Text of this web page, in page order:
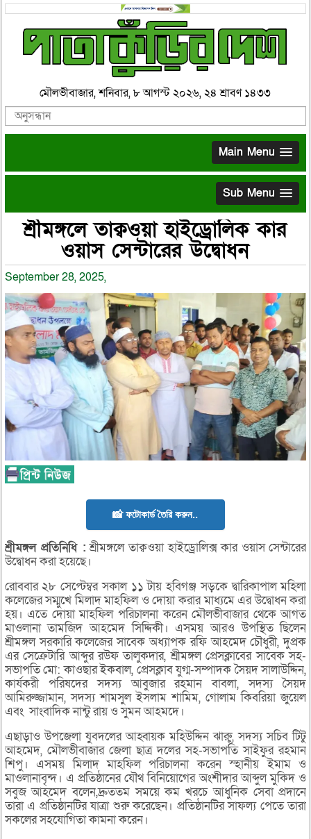
মৌলভীবাজার, শনিবার, ৮ আগস্ট ২০২৬, ২৪ শ্রাবণ ১৪৩৩
Main Menu
Sub Menu
শ্রীমঙ্গলে তাক্বওয়া হাইড্রোলিক কার
ওয়াস সেন্টারের উদ্বোধন
September 28, 2025,
📸 ফটোকার্ড তৈরি করুন..
শ্রীমঙ্গলপ্রতিনিধি : শ্রীমঙ্গলে তাক্বওয়া হাইড্রোলিক্স কার ওয়াস সেন্টারের
উদ্বোধন করা হয়েছে।
রোববার ২৮ সেপ্টেম্বর সকাল ১১ টায় হবিগঞ্জ সড়কে দ্বারিকাপাল মহিলা
কলেজের সম্মুখে মিলাদ মাহফিল ও দোয়া করার মাধ্যমে এর উদ্বোধন করা
হয়। এতে দোয়া মাহফিল পরিচালনা করেন মৌলভীবাজার থেকে আগত
মাওলানা তামজিদ আহমেদ সিদ্দিকী। এসময় আরও উপস্থিত ছিলেন
শ্রীমঙ্গল সরকারি কলেজের সাবেক অধ্যাপক রফি আহমেদ চৌধুরী, দুপ্রক
এর সেক্রেটারি আব্দুর রউফ তালুকদার, শ্রীমঙ্গল প্রেসক্লাবের সাবেক সহ-
সভাপতি মো: কাওছার ইকবাল, প্রেসক্লাব যুগ্ম-সম্পাদক সৈয়দ সালাউদ্দিন,
কার্যকরী পরিষদের সদস্য আবুজার রহমান বাবলা, সদস্য সৈয়দ
আমিরুজ্জামান, সদস্য শামসুল ইসলাম শামিম, গোলাম কিবরিয়া জুয়েল
এবং সাংবাদিক নান্টু রায় ও সুমন আহমদে।
এছাড়াও উপজেলা যুবদলের আহ্বায়ক মহিউদ্দিন ঝারুু, সদস্য সচিব টিটু
আহমেদ, মৌলভীবাজার জেলা ছাত্র দলের সহ-সভাপতি সাইফুর রহমান
শিপু। এসময় মিলাদ মাহফিল পরিচালনা করেন স্হানীয় ইমাম ও
মাওলানাবৃন্দ। এ প্রতিষ্ঠানের যৌথ বিনিয়োগের অংশীদার আব্দুল মুকিদ ও
সবুজ আহমেদ বলেন,দ্রুততম সময়ে কম খরচে আধুনিক সেবা প্রদানে
তারা এ প্রতিষ্ঠানটির যাত্রা শুরু করেছেন। প্রতিষ্ঠানটির সাফল্য পেতে তারা
সকলের সহযোগিতা কামনা করেন।